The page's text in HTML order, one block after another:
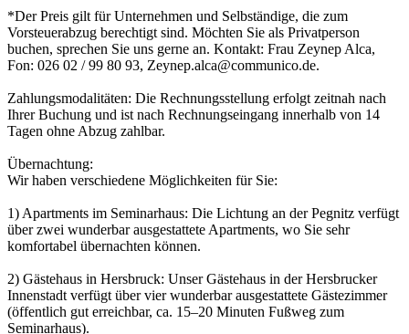
*Der Preis gilt für Unternehmen und Selbständige, die zum
Vorsteuerabzug berechtigt sind. Möchten Sie als Privatperson
buchen, sprechen Sie uns gerne an. Kontakt: Frau Zeynep Alca,
Fon: 026 02 / 99 80 93, Zeynep.alca@communico.de.
Zahlungsmodalitäten: Die Rechnungsstellung erfolgt zeitnah nach
Ihrer Buchung und ist nach Rechnungseingang innerhalb von 14
Tagen ohne Abzug zahlbar.
Übernachtung:
Wir haben verschiedene Möglichkeiten für Sie:
1) Apartments im Seminarhaus: Die Lichtung an der Pegnitz verfügt
über zwei wunderbar ausgestattete Apartments, wo Sie sehr
komfortabel übernachten können.
2) Gästehaus in Hersbruck: Unser Gästehaus in der Hersbrucker
Innenstadt verfügt über vier wunderbar ausgestattete Gästezimmer
(öffentlich gut erreichbar, ca. 15–20 Minuten Fußweg zum
Seminarhaus).